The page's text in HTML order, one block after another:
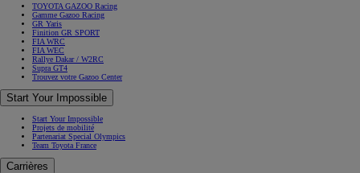
TOYOTA GAZOO Racing
Gamme Gazoo Racing
GR Yaris
Finition GR SPORT
FIA WRC
FIA WEC
Rallye Dakar / W2RC
Supra GT4
Trouvez votre Gazoo Center
Start Your Impossible
Start Your Impossible
Projets de mobilité
Partenariat Special Olympics
Team Toyota France
Carrières